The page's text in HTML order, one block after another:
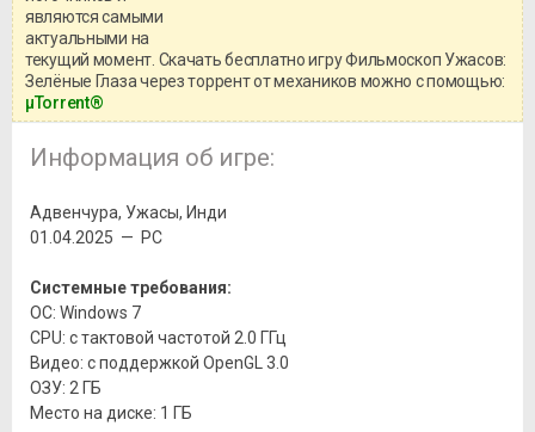
являются самыми
актуальными на
текущий момент. Скачать бесплатно игру Фильмоскоп Ужасов:
Зелёные Глаза через торрент от механиков можно с помощью:
μTorrent®
Информация об игре:
Адвенчура, Ужасы, Инди
01.04.2025 — PC
Системные требования:
ОС: Windows 7
CPU: с тактовой частотой 2.0 ГГц
Видео: с поддержкой OpenGL 3.0
ОЗУ: 2 ГБ
Место на диске: 1 ГБ